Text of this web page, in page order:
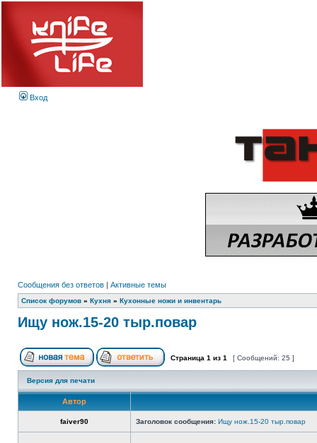
Вход
Сообщения без ответов | Активные темы
Список форумов » Кухня » Кухонные ножи и инвентарь
Ищу нож.15-20 тыр.повар
Страница 1 из 1 [ Сообщений: 25 ]
Версия для печати
Автор
faiver90 Заголовок сообщения: Ищу нож.15-20 тыр.повар